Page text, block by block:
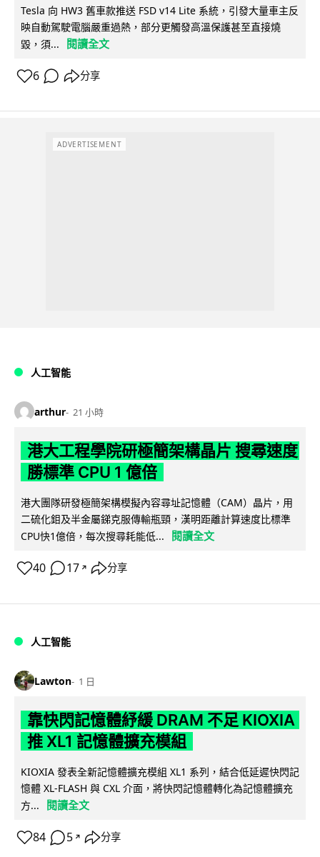
Tesla 向 HW3 舊車款推送 FSD v14 Lite 系統，引發大量車主反
映自動駕駛電腦嚴重過熱，部分更觸發高溫保護甚至直接燒
毀，須...
閱讀全文
6 分享
ADVERTISEMENT
人工智能
arthur 21 小時
港大工程學院研極簡架構晶片 搜尋速度
勝標準 CPU 1 億倍
港大團隊研發極簡架構模擬內容尋址記憶體（CAM）晶片，用
二硫化鉬及半金屬銻克服傳輸瓶頸，漢明距離計算速度比標準
CPU快1億倍，每次搜尋耗能低...
閱讀全文
40 17 ↗ 分享
人工智能
Lawton 1 日
靠快閃記憶體紓緩 DRAM 不足 KIOXIA
推 XL1 記憶體擴充模組
KIOXIA 發表全新記憶體擴充模組 XL1 系列，結合低延遲快閃記
憶體 XL-FLASH 與 CXL 介面，將快閃記憶體轉化為記憶體擴充
方...
閱讀全文
84 5 ↗ 分享